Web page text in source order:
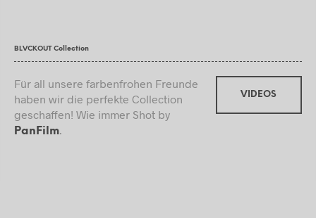
BLVCKOUT Collection
Für all unsere farbenfrohen Freunde
haben wir die perfekte Collection
geschaffen! Wie immer Shot by
PanFilm.
VIDEOS